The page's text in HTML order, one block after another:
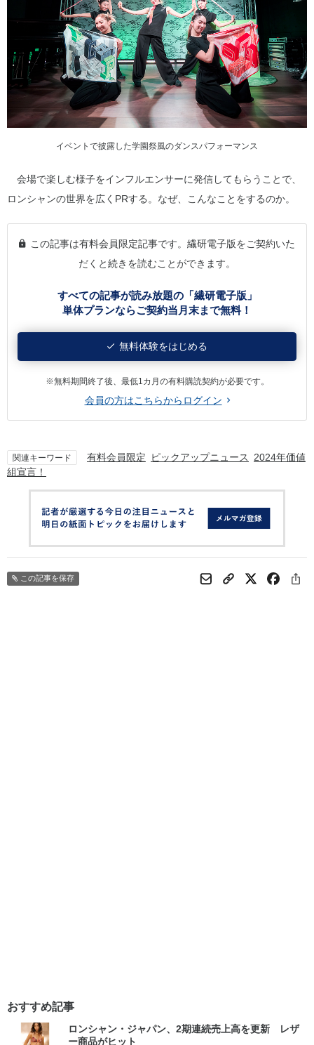
イベントで披露した学園祭風のダンスパフォーマンス
会場で楽しむ様子をインフルエンサーに発信してもらうことで、
ロンシャンの世界を広くPRする。なぜ、こんなことをするのか。
この記事は有料会員限定記事です。繊研電子版をご契約いた
だくと続きを読むことができます。
すべての記事が読み放題の「繊研電子版」
単体プランならご契約当月末まで無料！
無料体験をはじめる
※無料期間終了後、最低1カ月の有料購読契約が必要です。
会員の方はこちらからログイン
関連キーワード 有料会員限定 ピックアップニュース
2024年価値
組宣言！
この記事を保存
おすすめ記事
ロンシャン・ジャパン、2期連続売上高を更新 レザ
ー商品がヒット